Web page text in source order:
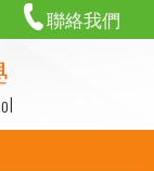
聯絡我們